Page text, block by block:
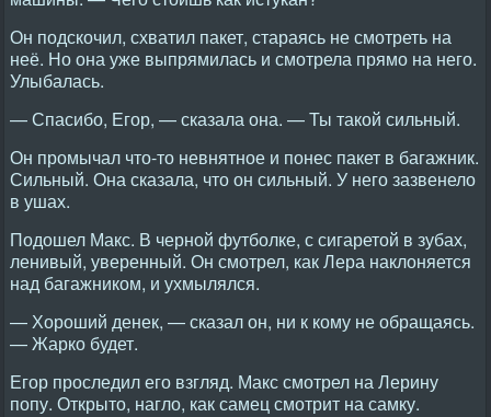
Он подскочил, схватил пакет, стараясь не смотреть на
неё. Но она уже выпрямилась и смотрела прямо на него.
Улыбалась.
— Спасибо, Егор, — сказала она. — Ты такой сильный.
Он промычал что-то невнятное и понес пакет в багажник.
Сильный. Она сказала, что он сильный. У него зазвенело
в ушах.
Подошел Макс. В черной футболке, с сигаретой в зубах,
ленивый, уверенный. Он смотрел, как Лера наклоняется
над багажником, и ухмылялся.
— Хороший денек, — сказал он, ни к кому не обращаясь.
— Жарко будет.
Егор проследил его взгляд. Макс смотрел на Лерину
попу. Открыто, нагло, как самец смотрит на самку.